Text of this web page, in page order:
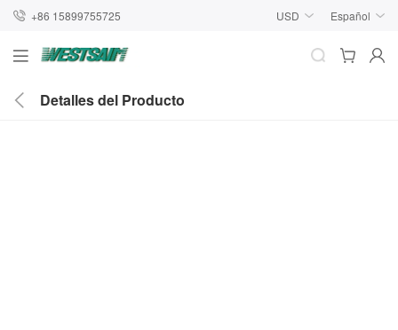
+86 15899755725 USD Español
Detalles del Producto